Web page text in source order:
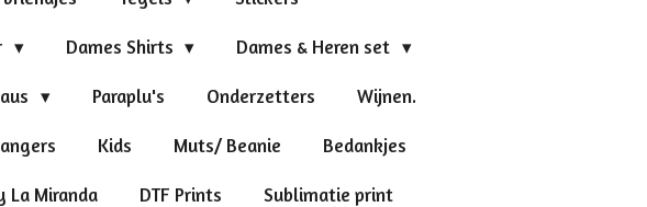
Dames Shirts Dames & Heren set
Paraplu's Onderzetters Wijnen.
Kids Muts/ Beanie Bedankjes
La Miranda DTF Prints Sublimatie print